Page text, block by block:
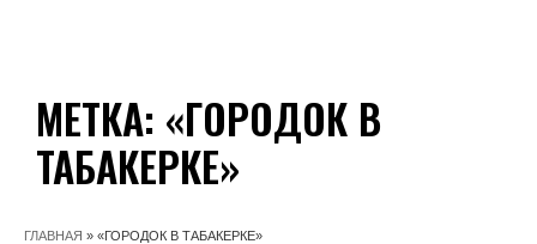
МЕТКА: «ГОРОДОК В
ТАБАКЕРКЕ»
ГЛАВНАЯ » «ГОРОДОК В ТАБАКЕРКЕ»